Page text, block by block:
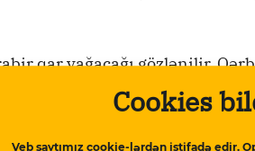
Cookies
Veb saytımız cookie-lərdən istifadə edir.
qar yağacağı gözlənilir.
temperaturunun gecə 5-10
0-5 dərəcə şaxta olacağı